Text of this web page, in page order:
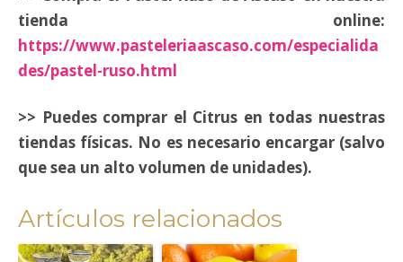
tienda online:
https://www.pasteleriaascaso.com/especialida
des/pastel-ruso.html
>> Puedes comprar el Citrus en todas nuestras
tiendas físicas. No es necesario encargar (salvo
que sea un alto volumen de unidades).
Artículos relacionados